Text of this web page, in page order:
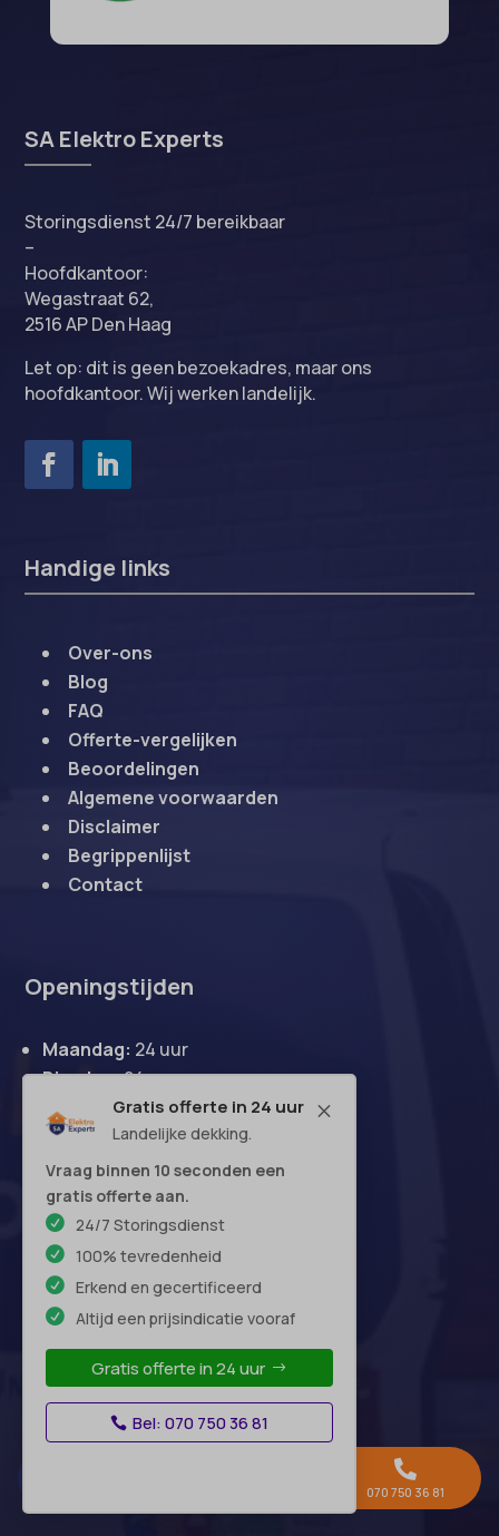
M
Gratis offerte in 24 uur
Landelijke dekking.
Vraag binnen 10 seconden een
gratis offerte aan.
24/7 Storingsdienst
100% tevredenheid
Erkend en gecertificeerd
Altijd een prijsindicatie vooraf
Gratis offerte in 24 uur
Bel: 070 750 36 81
SA Elektro Experts
Storingsdienst 24/7 bereikbaar
–
Hoofdkantoor:
Wegastraat 62,
2516 AP Den Haag
Let op: dit is geen bezoekadres, maar ons
hoofdkantoor. Wij werken landelijk.
Handige links
Over-ons
Blog
FAQ
Offerte-vergelijken
Beoordelingen
Algemene voorwaarden
Disclaimer
Begrippenlijst
Contact
Openingstijden
Maandag: 24 uur
Dinsdag:24 uur
Woensdag:24 uur
Donderdag:24 uur
Vrijdag:24 uur
Zaterdag:24 uur
Zondag:24 uur
Hoofdkantoor

070 750 36 81